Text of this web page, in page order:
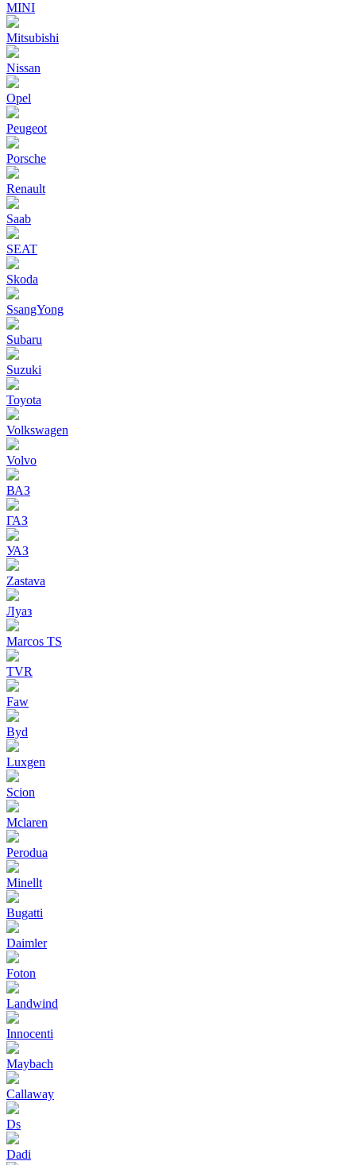
MINI
Mitsubishi
Nissan
Opel
Peugeot
Porsche
Renault
Saab
SEAT
Skoda
SsangYong
Subaru
Suzuki
Toyota
Volkswagen
Volvo
ВАЗ
ГАЗ
УАЗ
Zastava
Луаз
Marcos TS
TVR
Faw
Byd
Luxgen
Scion
Mclaren
Perodua
Minellt
Bugatti
Daimler
Foton
Landwind
Innocenti
Maybach
Callaway
Ds
Dadi